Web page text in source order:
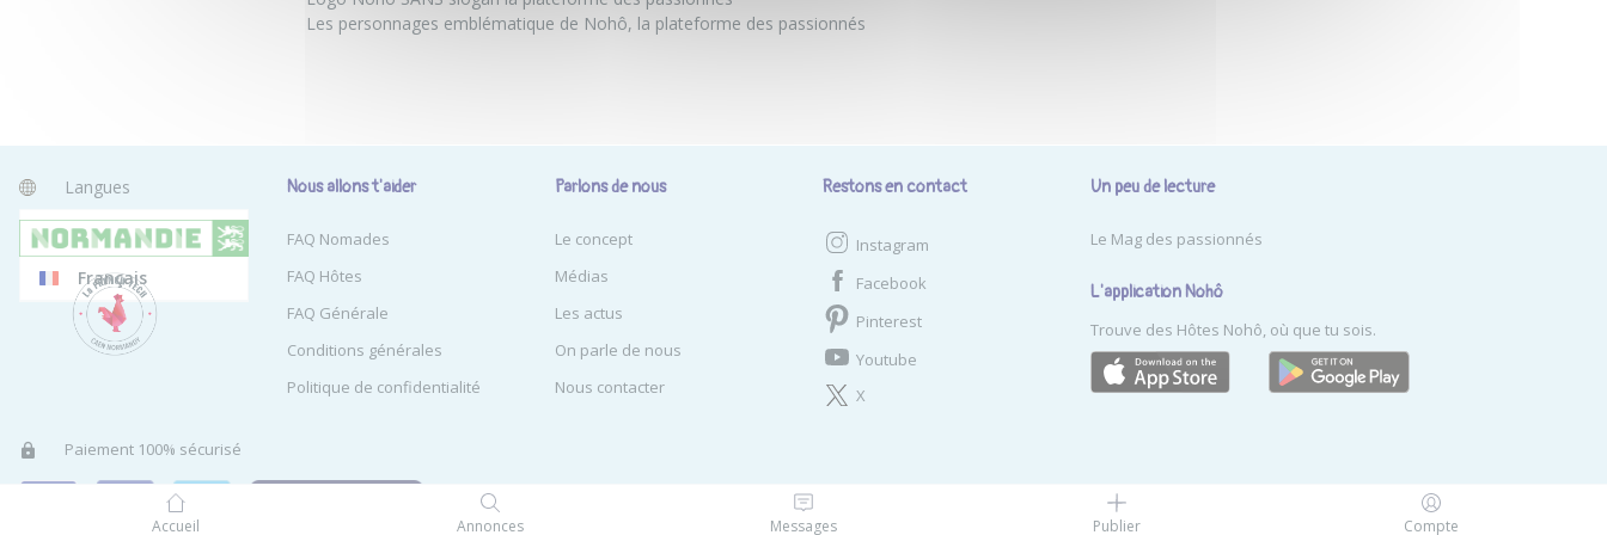
Les personnages emblématique de Nohô, la plateforme des passionnés
Accueil Annonces Messages Publier Compte
Langues
Anglais
Français
Nous allons t'aider
FAQ Nomades
FAQ Hôtes
FAQ Générale
Conditions générales
Politique de confidentialité
Parlons de nous
Le concept
Médias
Les actus
On parle de nous
Nous contacter
Restons en contact
Instagram
Facebook
Pinterest
Youtube
X
Un peu de lecture
Le Mag des passionnés
L'application Nohô
Trouve des Hôtes Nohô, où que tu sois.
Paiement 100% sécurisé
© Guestraveler SAS - Tous droits réservés